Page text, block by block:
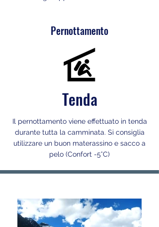
Pernottamento
Tenda
Il pernottamento viene effettuato in tenda
durante tutta la camminata. Si consiglia
utilizzare un buon materassino e sacco a
pelo (Confort -5°C)